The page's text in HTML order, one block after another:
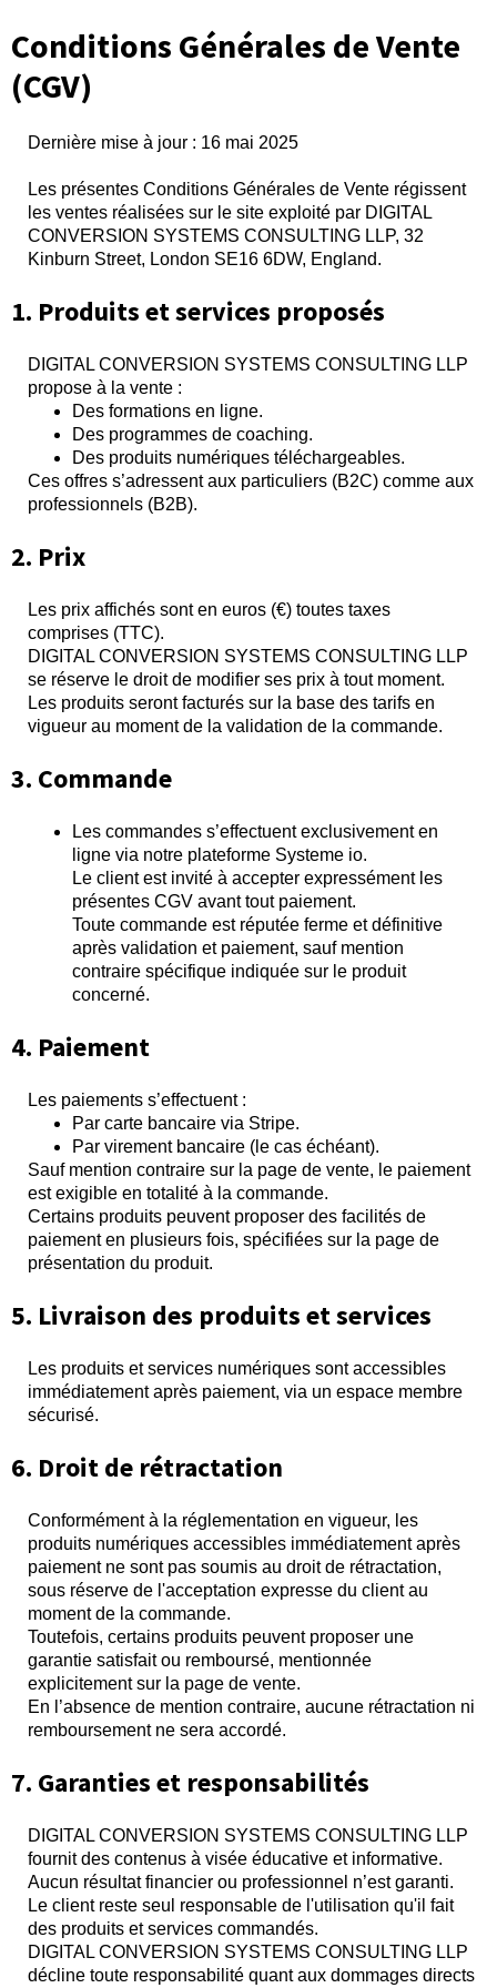
Conditions Générales de Vente
(CGV)
Dernière mise à jour : 16 mai 2025
Les présentes Conditions Générales de Vente régissent
les ventes réalisées sur le site exploité par DIGITAL
CONVERSION SYSTEMS CONSULTING LLP, 32
Kinburn Street, London SE16 6DW, England.
1. Produits et services proposés
DIGITAL CONVERSION SYSTEMS CONSULTING LLP
propose à la vente :
Des formations en ligne.
Des programmes de coaching.
Des produits numériques téléchargeables.
Ces offres s’adressent aux particuliers (B2C) comme aux
professionnels (B2B).
2. Prix
Les prix affichés sont en euros (€) toutes taxes
comprises (TTC).
DIGITAL CONVERSION SYSTEMS CONSULTING LLP
se réserve le droit de modifier ses prix à tout moment.
Les produits seront facturés sur la base des tarifs en
vigueur au moment de la validation de la commande.
3. Commande
Les commandes s’effectuent exclusivement en
ligne via notre plateforme Systeme io.
Le client est invité à accepter expressément les
présentes CGV avant tout paiement.
Toute commande est réputée ferme et définitive
après validation et paiement, sauf mention
contraire spécifique indiquée sur le produit
concerné.
4. Paiement
Les paiements s’effectuent :
Par carte bancaire via Stripe.
Par virement bancaire (le cas échéant).
Sauf mention contraire sur la page de vente, le paiement
est exigible en totalité à la commande.
Certains produits peuvent proposer des facilités de
paiement en plusieurs fois, spécifiées sur la page de
présentation du produit.
5. Livraison des produits et services
Les produits et services numériques sont accessibles
immédiatement après paiement, via un espace membre
sécurisé.
6. Droit de rétractation
Conformément à la réglementation en vigueur, les
produits numériques accessibles immédiatement après
paiement ne sont pas soumis au droit de rétractation,
sous réserve de l'acceptation expresse du client au
moment de la commande.
Toutefois, certains produits peuvent proposer une
garantie satisfait ou remboursé, mentionnée
explicitement sur la page de vente.
En l’absence de mention contraire, aucune rétractation ni
remboursement ne sera accordé.
7. Garanties et responsabilités
DIGITAL CONVERSION SYSTEMS CONSULTING LLP
fournit des contenus à visée éducative et informative.
Aucun résultat financier ou professionnel n’est garanti.
Le client reste seul responsable de l'utilisation qu'il fait
des produits et services commandés.
DIGITAL CONVERSION SYSTEMS CONSULTING LLP
décline toute responsabilité quant aux dommages directs